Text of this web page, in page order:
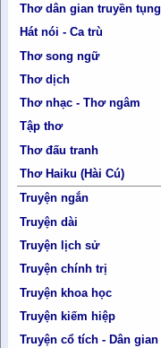
Thơ dân gian truyền tụng
Hát nói - Ca trù
Thơ song ngữ
Thơ dịch
Thơ nhạc - Thơ ngâm
Tập thơ
Thơ đấu tranh
Thơ Haiku (Hài Cú)
Truyện ngắn
Truyện dài
Truyện lịch sử
Truyện chính trị
Truyện khoa học
Truyện kiếm hiệp
Truyện cổ tích - Dân gian